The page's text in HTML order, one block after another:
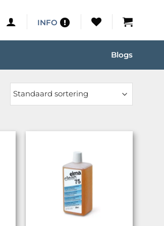
INFO
Blogs